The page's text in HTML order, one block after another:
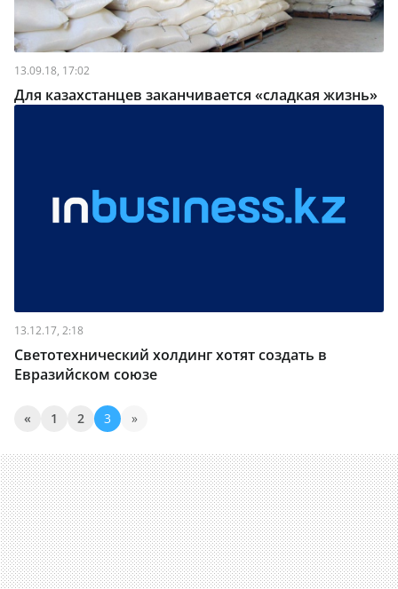
13.09.18, 17:02
Для казахстанцев заканчивается «сладкая жизнь»
13.12.17, 2:18
Светотехнический холдинг хотят создать в
Евразийском союзе
« 1 2 3 »